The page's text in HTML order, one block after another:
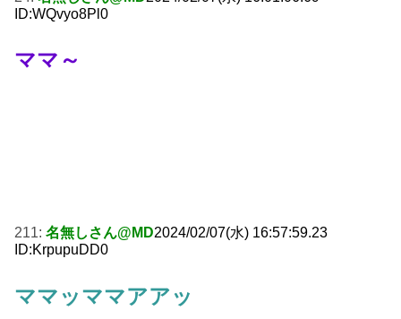
ID:WQvyo8Pl0
ママ～
211: 名無しさん@MD2024/02/07(水) 16:57:59.23
ID:KrpupuDD0
ママッママアアッ